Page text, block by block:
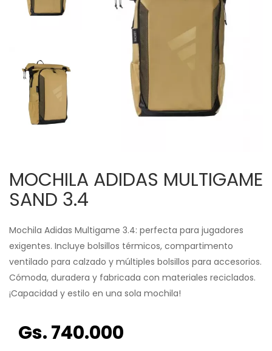
MOCHILA ADIDAS MULTIGAME
SAND 3.4
Mochila Adidas Multigame 3.4: perfecta para jugadores
exigentes. Incluye bolsillos térmicos, compartimento
ventilado para calzado y múltiples bolsillos para accesorios.
Cómoda, duradera y fabricada con materiales reciclados.
¡Capacidad y estilo en una sola mochila!
Gs. 740.000